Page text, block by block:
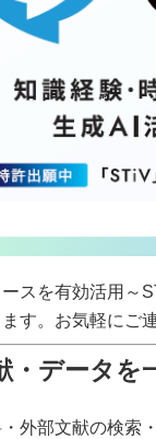
ースを有効活用
す。お気軽にご
・データを
外部文献の検索